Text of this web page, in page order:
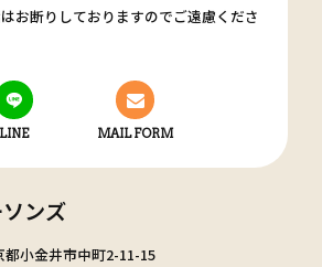
お断りしておりますのでご遠慮くださ
LINE MAIL FORM
ンズ
都小金井市中町2-11-15